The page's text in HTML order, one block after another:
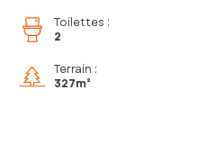
Toilettes :
2
Terrain :
327m²